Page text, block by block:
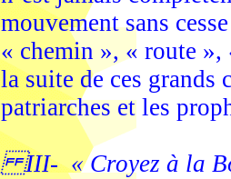
mouvement sans
« chemin », « route »,
la suite de ces grands
patriarches et les
III- « Croyez à la